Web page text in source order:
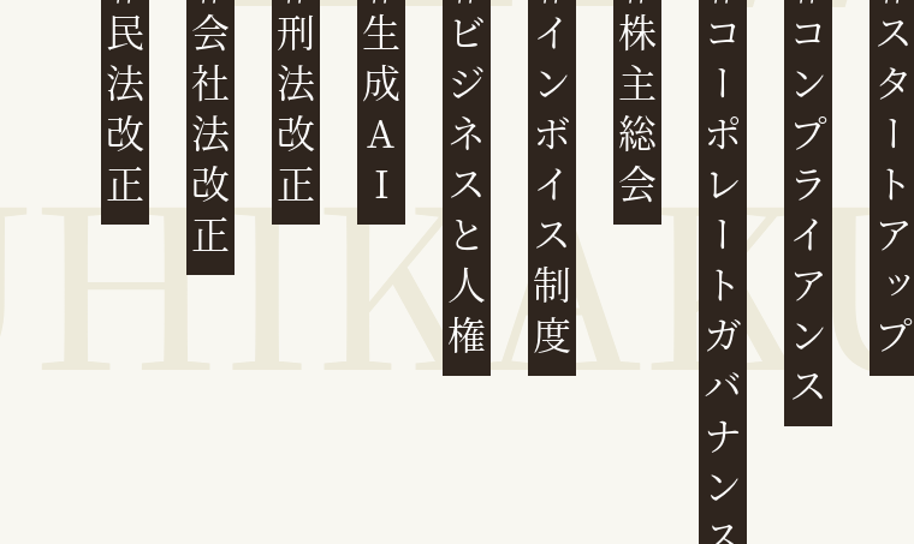
民法改正 会社法改正 刑法改正 生成AI ビジネスと人権インボイス制度 株主総会 コーポレートガバナンスコンプライアンススタートアップ